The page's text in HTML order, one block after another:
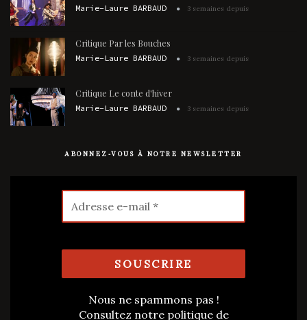
Marie-Laure BARBAUD 3 semaines depuis
Critique Par les Bouches
Marie-Laure BARBAUD 3 semaines depuis
Critique Le conte d'hiver
Marie-Laure BARBAUD 3 semaines depuis
ABONNEZ-VOUS À NOTRE NEWSLETTER
Nous ne spammons pas !
Consultez notre politique de